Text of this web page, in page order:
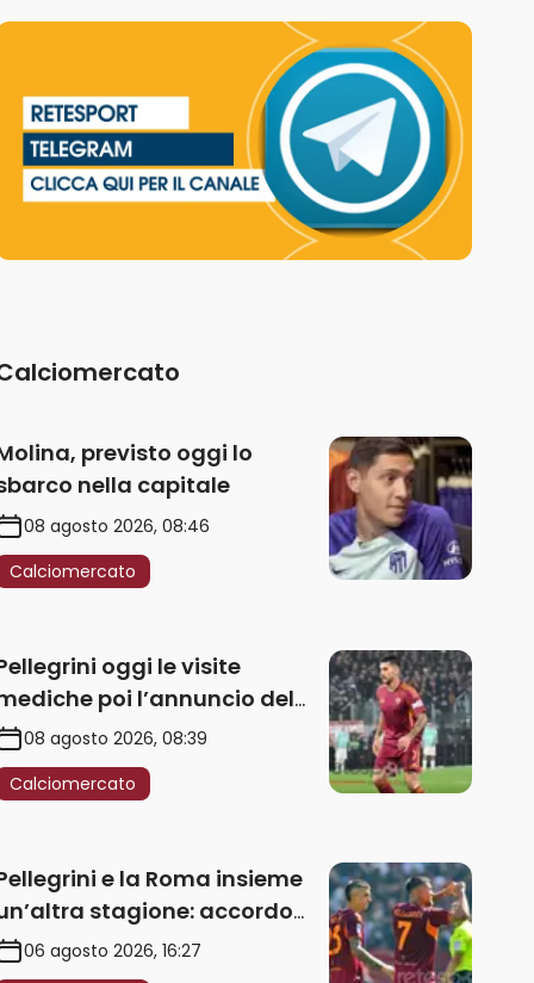
previsto oggi lo
nella capitale
08 agosto 2026, 08:46
Calciomercato
oggi le visite
poi l’annuncio del
08 agosto 2026, 08:39
Calciomercato
e la Roma insieme
stagione: accordo
rinnovo annuale
06 agosto 2026, 16:27